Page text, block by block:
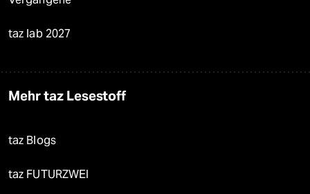
taz lab 2027
Mehr taz Lesestoff
taz Blogs
taz FUTURZWEI